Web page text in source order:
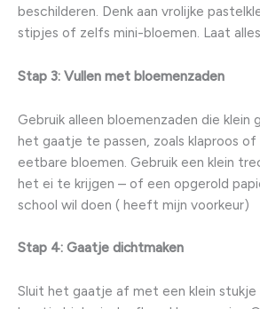
beschilderen. Denk aan vrolijke
stipjes of zelfs mini-bloemen. Laat
Stap 3: Vullen met bloemenzaden
Gebruik alleen bloemenzaden die klein
het gaatje te passen, zoals klaproos
eetbare bloemen. Gebruik een klein
het ei te krijgen – of een opgerold
school wil doen ( heeft mijn voorkeur)
Stap 4: Gaatje dichtmaken
Sluit het gaatje af met een klein